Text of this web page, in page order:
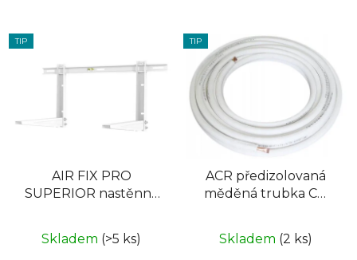
TIP
AIR FIX PRO
SUPERIOR nastěnný
Skladem (>5 ks)
TIP
ACR předizolovaná
měděná trubka CU
Skladem (2 ks)